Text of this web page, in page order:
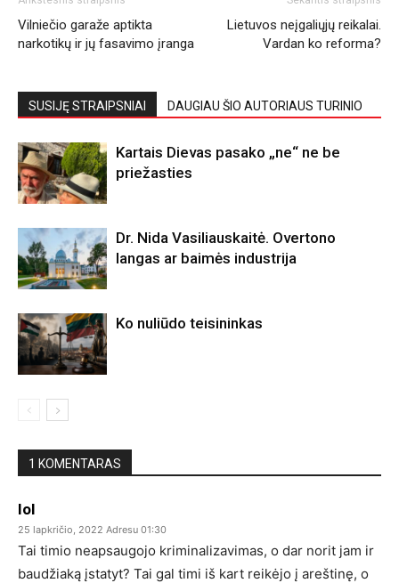
Vilniečio garaže aptikta
narkotikų ir jų fasavimo įranga
Lietuvos neįgaliųjų reikalai.
Vardan ko reforma?
SUSIJĘ STRAIPSNIAI DAUGIAU ŠIO AUTORIAUS TURINIO
Kartais Dievas pasako „ne“ ne be
priežasties
Dr. Nida Vasiliauskaitė. Overtono
langas ar baimės industrija
Ko nuliūdo teisininkas
1 KOMENTARAS
lol
25 lapkričio, 2022 Adresu 01:30
Tai timio neapsaugojo kriminalizavimas, o dar norit jam ir
baudžiaką įstatyt? Tai gal timi iš kart reikėjo į areštinę, o